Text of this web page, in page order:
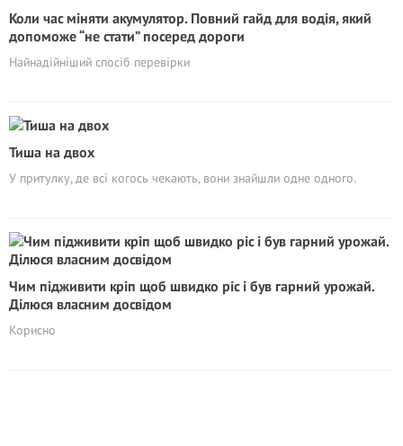
Коли час міняти акумулятор. Повний гайд для водія, який
допоможе “не стати” посеред дороги
Найнадійніший спосіб перевірки
Тиша на двох
У притулку, де всі когось чекають, вони знайшли одне одного.
Чим підживити кріп щоб швидко ріс і був гарний урожай.
Ділюся власним досвідом
Корисно